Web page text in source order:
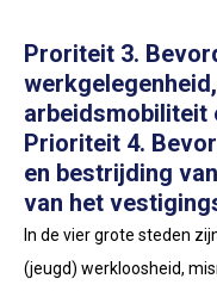
Proriteit 3.
arbeidsmobiliteit
Prioriteit 4.
en bestrijding
van het
In de vier grote steden
(jeugd) werkloosheid,